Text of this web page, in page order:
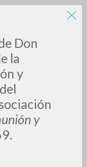
Don
la
y
y
scritti